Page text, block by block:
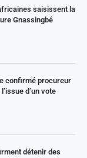
saisissent la
Gnassingbé
confirmé procureur
d’un vote
détenir des